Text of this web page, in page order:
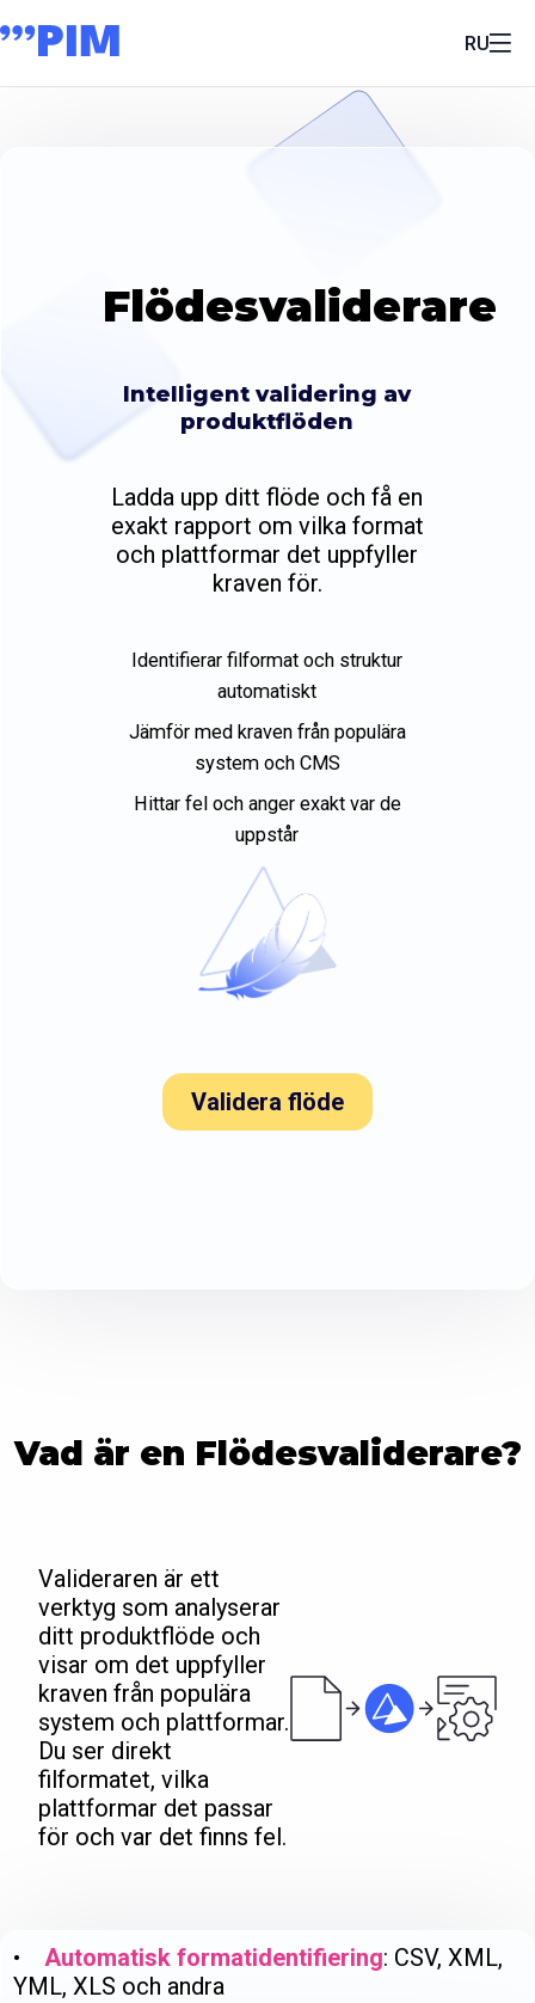
RU
Flödesvaliderare
Intelligent validering av
produktflöden
Ladda upp ditt flöde och få en
exakt rapport om vilka format
och plattformar det uppfyller
kraven för.
Identifierar filformat och struktur
automatiskt
Jämför med kraven från populära
system och CMS
Hittar fel och anger exakt var de
uppstår
Validera flöde
Vad är en Flödesvaliderare?
Valideraren är ett
verktyg som analyserar
ditt produktflöde och
visar om det uppfyller
kraven från populära
system och plattformar.
Du ser direkt
filformatet, vilka
plattformar det passar
för och var det finns fel.
• Automatisk formatidentifiering: CSV, XML,
YML, XLS och andra